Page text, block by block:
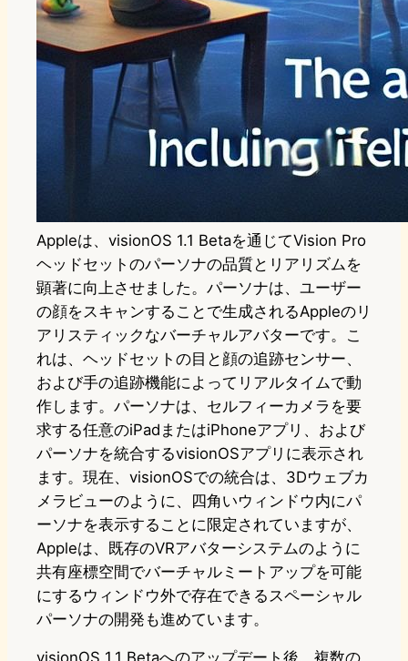
Appleは、visionOS 1.1 Betaを通じてVision Pro
ヘッドセットのパーソナの品質とリアリズムを
顕著に向上させました。パーソナは、ユーザー
の顔をスキャンすることで生成されるAppleのリ
アリスティックなバーチャルアバターです。こ
れは、ヘッドセットの目と顔の追跡センサー、
および手の追跡機能によってリアルタイムで動
作します。パーソナは、セルフィーカメラを要
求する任意のiPadまたはiPhoneアプリ、および
パーソナを統合するvisionOSアプリに表示され
ます。現在、visionOSでの統合は、3Dウェブカ
メラビューのように、四角いウィンドウ内にパ
ーソナを表示することに限定されていますが、
Appleは、既存のVRアバターシステムのように
共有座標空間でバーチャルミートアップを可能
にするウィンドウ外で存在できるスペーシャル
パーソナの開発も進めています。